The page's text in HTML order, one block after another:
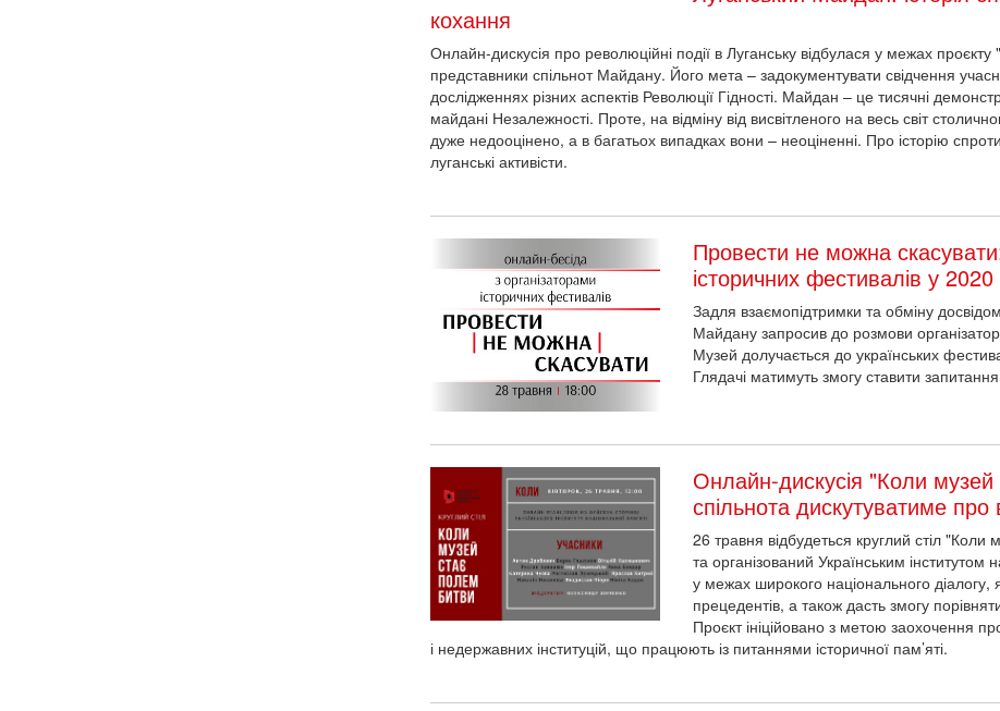
кохання
Онлайн-дискусія про революційні події в Луганську відбулася у межах
представники спільнот Майдану. Його мета – задокументувати свідчення
дослідженнях різних аспектів Революції Гідності. Майдан – це тисячні
майдані Незалежності. Проте, на відміну від висвітленого на весь світ
дуже недооцінено, а в багатьох випадках вони – неоціненні. Про історію
луганські активісти.
Провести не можна
історичних фестивалів у 2020
Задля взаємопідтримки та обміну
Майдану запросив до розмови
Музей долучається до українських
Глядачі матимуть змогу ставити
Онлайн-дискусія "Коли
спільнота дискутуватиме
26 травня відбудеться круглий стіл "Коли
та організований Українським
у межах широкого національного діалогу,
прецедентів, а також дасть змогу
Проєкт ініційовано з метою заохочення
і недержавних інституцій, що працюють із питаннями історичної пам’яті.